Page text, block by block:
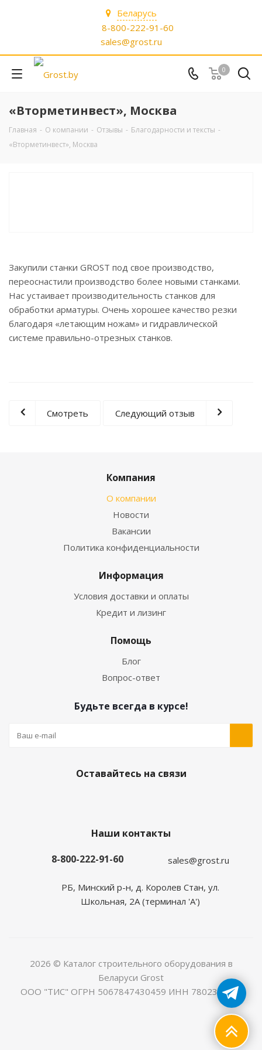
Беларусь
8-800-222-91-60
sales@grost.ru
0
«Вторметинвест», Москва
Главная - О компании - Отзывы - Благодарности и тексты -
«Вторметинвест», Москва
Закупили станки GROST под свое производство,
переоснастили производство более новыми станками.
Нас устаивает производительность станков для
обработки арматуры. Очень хорошее качество резки
благодаря «летающим ножам» и гидравлической
системе правильно-отрезных станков.
Смотреть Следующий отзыв
Компания
О компании
Новости
Вакансии
Политика конфиденциальности
Информация
Условия доставки и оплаты
Кредит и лизинг
Помощь
Блог
Вопрос-ответ
Будьте всегда в курсе!
Оставайтесь на связи
Наши контакты
8-800-222-91-60
sales@grost.ru
РБ, Минский р-н, д. Королев Стан, ул.
Школьная, 2А (терминал 'А')
2026 © Каталог строительного оборудования в
Беларуси Grost
ООО "ТИС" ОГРН 5067847430459 ИНН 7802368225